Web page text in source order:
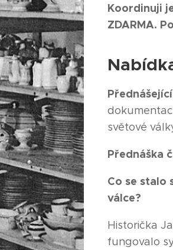
Koordinuji
ZDARMA.
světové
Přednáška
Co se stalo
válce?
Historička
fungovalo